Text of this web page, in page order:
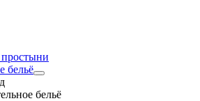
бельё
бельё